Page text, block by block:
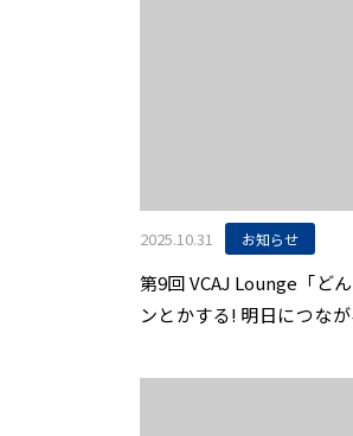
2025.10.31 お知らせ
第9回 VCAJ Lounge「ど
ンとかする! 明日につな